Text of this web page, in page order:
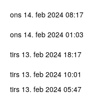
ons 14. feb 2024 08:17
ons 14. feb 2024 01:03
tirs 13. feb 2024 18:17
tirs 13. feb 2024 10:01
tirs 13. feb 2024 05:47